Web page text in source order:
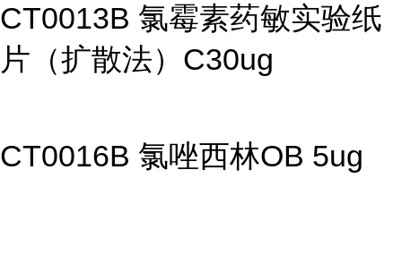
CT0013B 氯霉素药敏实验纸
片（扩散法）C30ug
CT0016B 氯唑西林OB 5ug